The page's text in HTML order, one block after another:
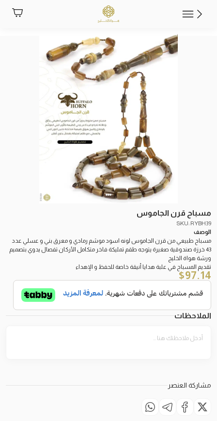
مسباح قرن الجاموس
SKU: RYBH39
الوصف
مسباح طبيعي من قرن الجاموس لونه اسود موشم رمادي و معرق بني و عسلي عدد
43 خرزة صندوقية صغيرة يتوجه طقم تمليكة فاخر متكامل الأركان تفصال يدوي بتصميم
ورشة هواة الخليج
تقديم المسباح في علبة هدايا أنيقة خاصة للحفظ و الإهداء
97.14
$
الملاحظات
مشاركة العنصر